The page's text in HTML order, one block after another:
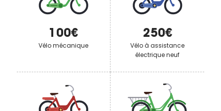
100€
Vélo mécanique
250€
Vélo à assistance
électrique neuf
Si vous
inscrit(e)
vous
vous
cliquez ici